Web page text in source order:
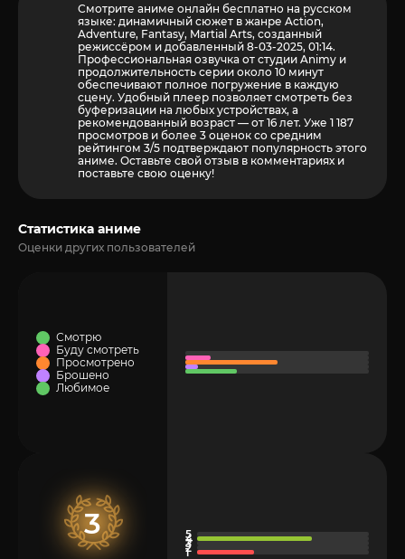
Смотрите аниме онлайн бесплатно на русском
языке: динамичный сюжет в жанре Action,
Adventure, Fantasy, Martial Arts, созданный
режиссёром и добавленный 8-03-2025, 01:14.
Профессиональная озвучка от студии Animy и
продолжительность серии около 10 минут
обеспечивают полное погружение в каждую
сцену. Удобный плеер позволяет смотреть без
буферизации на любых устройствах, а
рекомендованный возраст — от 16 лет. Уже 1 187
просмотров и более 3 оценок со средним
рейтингом 3/5 подтверждают популярность этого
аниме. Оставьте свой отзыв в комментариях и
поставьте свою оценку!
Статистика аниме
Оценки других пользователей
Смотрю
Буду смотреть
Просмотрено
Брошено
Любимое
3